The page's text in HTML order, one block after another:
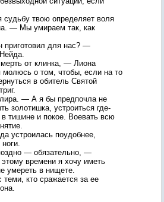
твою определяет воля
— Мы умираем так, как
для нас? —
от клинка, — Лиона
о том, чтобы, если на то
в обитель Святой
— А я бы предпочла не
золотишка, устроиться где-
тишине и покое. Воевать всю
устроилась поудобнее,
— обязательно, —
времени я хочу иметь
умереть в нищете.
кто сражается за ее